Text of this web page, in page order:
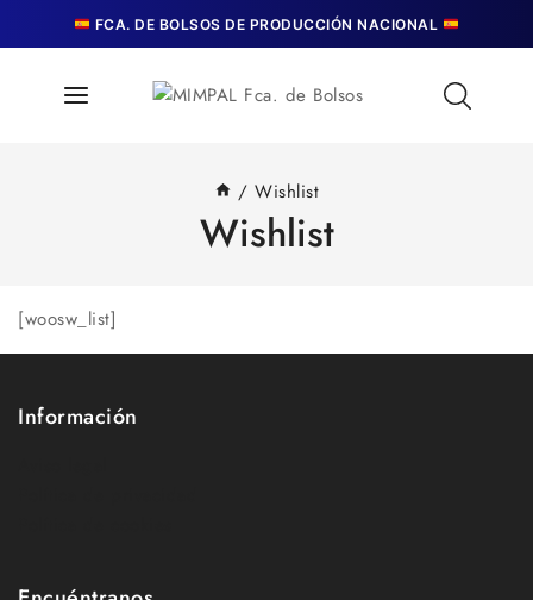
to
FCA. DE BOLSOS DE PRODUCCIÓN NACIONAL
/ Wishlist
Wishlist
[woosw_list]
Información